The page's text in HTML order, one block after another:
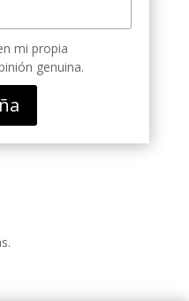
mi propia
genuina.